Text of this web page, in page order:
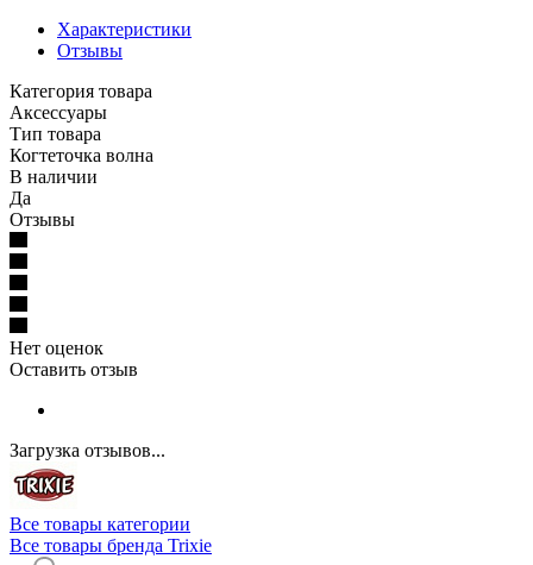
Характеристики
Отзывы
Категория товара
Аксессуары
Тип товара
Когтеточка волна
В наличии
Да
Отзывы
Нет оценок
Оставить отзыв
Загрузка отзывов...
Все товары категории
Все товары бренда Trixie